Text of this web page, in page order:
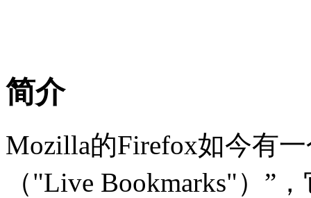
简介
Mozilla的Firefox如今有
（"Live Bookmarks"）”